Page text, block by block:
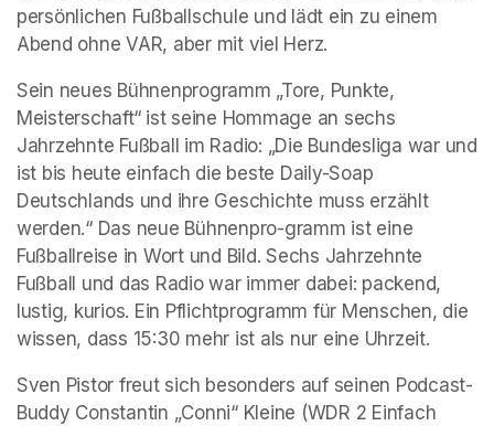
persönlichen Fußballschule und lädt ein zu einem
Abend ohne VAR, aber mit viel Herz.
Sein neues Bühnenprogramm „Tore, Punkte,
Meisterschaft“ ist seine Hommage an sechs
Jahrzehnte Fußball im Radio: „Die Bundesliga war und
ist bis heute einfach die beste Daily-Soap
Deutschlands und ihre Geschichte muss erzählt
werden.“ Das neue Bühnenpro-gramm ist eine
Fußballreise in Wort und Bild. Sechs Jahrzehnte
Fußball und das Radio war immer dabei: packend,
lustig, kurios. Ein Pflichtprogramm für Menschen, die
wissen, dass 15:30 mehr ist als nur eine Uhrzeit.
Sven Pistor freut sich besonders auf seinen Podcast-
Buddy Constantin „Conni“ Kleine (WDR 2 Einfach